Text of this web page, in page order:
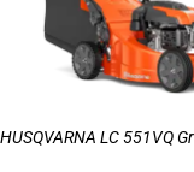
HUSQVARNA LC 551VQ